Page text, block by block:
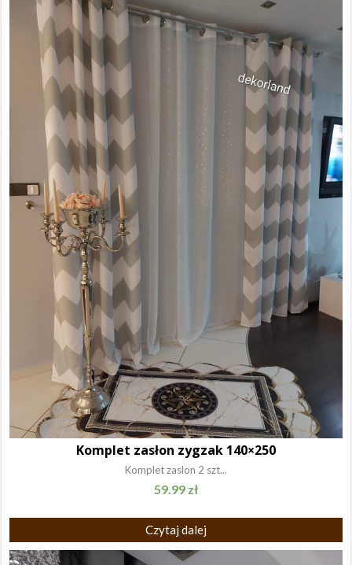
Komplet zasłon zygzak 140×250
Komplet zaslon 2 szt...
59.99 zł
Czytaj dalej